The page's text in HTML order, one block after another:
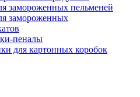
замороженных пельменей
замороженных
пеналы
для картонных коробок